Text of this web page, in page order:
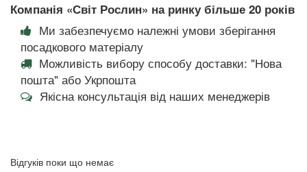
Компанія «Світ Рослин» на ринку більше 20 років
Ми забезпечуємо належні умови зберігання
посадкового матеріалу
Можливість вибору способу доставки: "Нова
пошта" або Укрпошта
Якісна консультація від наших менеджерів
Відгуків поки що немає